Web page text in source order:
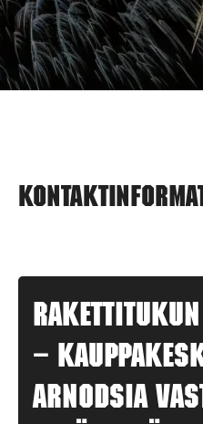
–
Arnodsia